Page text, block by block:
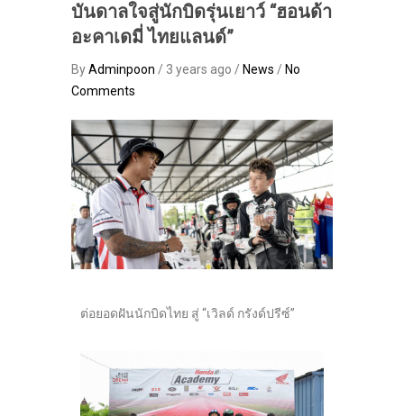
บันดาลใจสู่นักบิดรุ่นเยาว์ “ฮอนด้า
อะคาเดมี่ ไทยแลนด์”
ByAdminpoon / 3 years ago / News / No
Comments
ต่อยอดฝันนักบิดไทย สู่ “เวิลด์ กรังด์ปรีซ์”